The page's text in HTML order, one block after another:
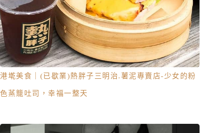
港墘美食｜(已歇業)熱胖子三明治.薯泥專賣店-少女的粉
色蒸籠吐司，幸福一整天